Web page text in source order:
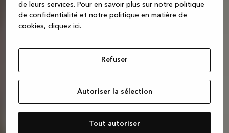
de leurs services. Pour en savoir plus sur notre politique
de confidentialité et notre politique en matière de
cookies, cliquez ici.
Refuser
Autoriser la sélection
Tout autoriser